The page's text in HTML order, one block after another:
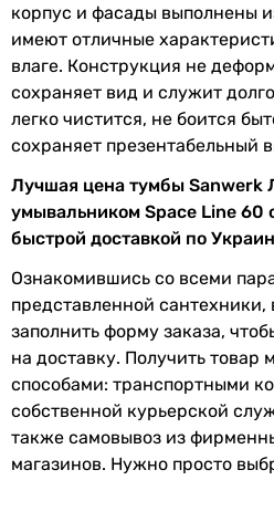
корпус и фасады выполнены
имеют отличные
влаге. Конструкция не
сохраняет вид и служит
легко чистится, не боится
сохраняет презентабельный
Лучшая цена тумбы Sanwerk
умывальником Space Line
быстрой доставкой по
Ознакомившись со всеми
представленной сантехники,
заполнить форму заказа,
на доставку. Получить
способами: транспортными
собственной курьерской
также самовывоз из
магазинов. Нужно просто